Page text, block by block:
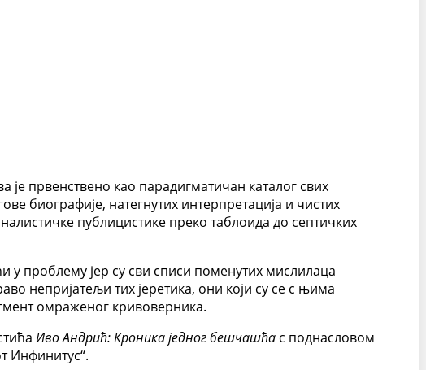
првенствено као парадигматичан каталог свих
биографије, натегнутих интерпретација и чистих
публицистике преко таблоида до септичких
у проблему јер су сви списи поменутих мислилаца
непријатељи тих јеретика, они који су се с њима
омраженог кривоверника.
Иво Андрић: Кроника једног бешчашћа с поднасловом
Инфинитус“.